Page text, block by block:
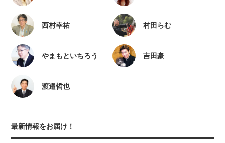
西村幸祐 村田らむ
やまもといちろう 吉田豪
渡邉哲也
最新情報をお届け！